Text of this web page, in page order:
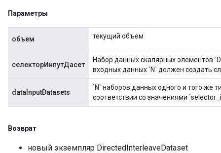
Параметры
объем текущий объем
селекторИнпутДасет
Набор данных скалярных элементов
входных данных `N` должен создать
dataInputDatasets
`N` наборов данных одного и того же
соответствии со значениями
Возврат
новый экземпляр DirectedInterleaveDataset